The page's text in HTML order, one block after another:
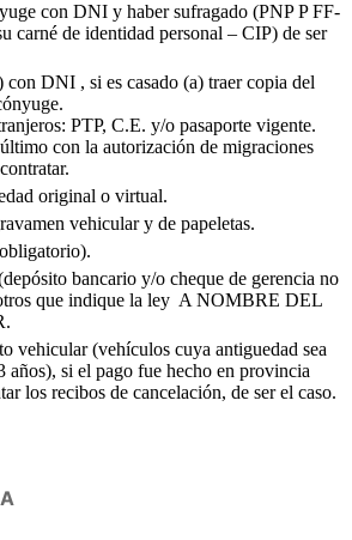
con DNI y haber sufragado (PNP P FF-
carné de identidad personal – CIP) de ser
con DNI , si es casado (a) traer copia del
PTP, C.E. y/o pasaporte vigente.
con la autorización de migraciones
original o virtual.
vehicular y de papeletas.
bancario y/o cheque de gerencia no
que indique la ley A NOMBRE DEL
vehicular (vehículos cuya antiguedad sea
años), si el pago fue hecho en provincia
los recibos de cancelación, de ser el caso.